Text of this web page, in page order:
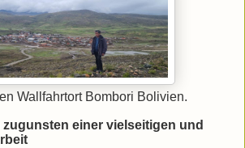
Wallfahrtort Bombori Bolivien.
einer vielseitigen und